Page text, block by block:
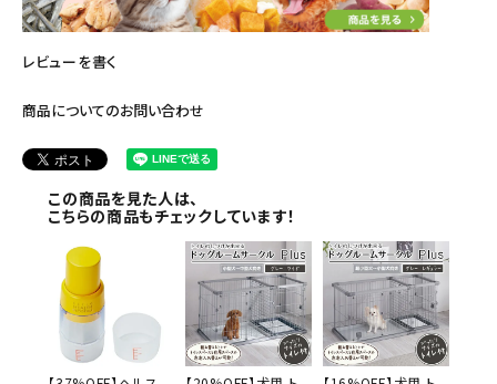
レビューを書く
商品についてのお問い合わせ
この商品を見た人は、
こちらの商品もチェックしています！